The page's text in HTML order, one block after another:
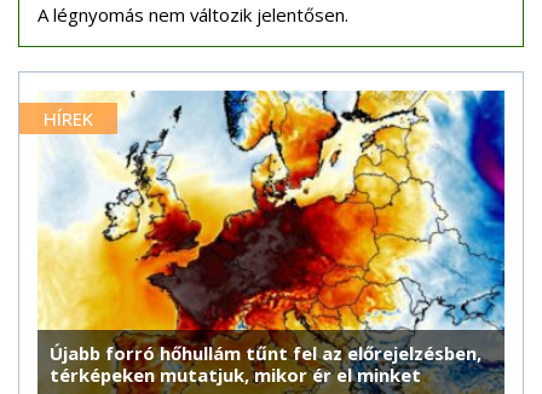
A légnyomás nem változik jelentősen.
HÍREK
Újabb forró hőhullám tűnt fel az előrejelzésben,
térképeken mutatjuk, mikor ér el minket